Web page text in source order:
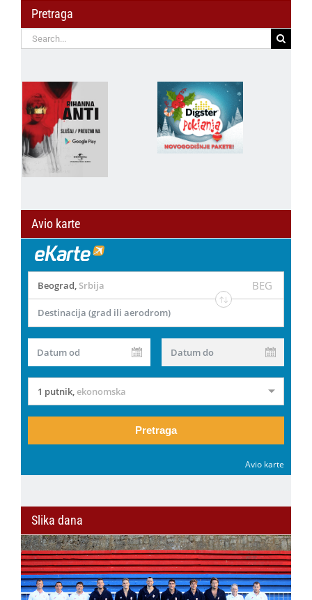
Pretraga
Search
for:
Avio karte
Beograd, Srbija BEG
Destinacija (grad ili aerodrom)
Datum od Datum do
1 putnik,ekonomska
Pretraga
Avio karte
Slika dana